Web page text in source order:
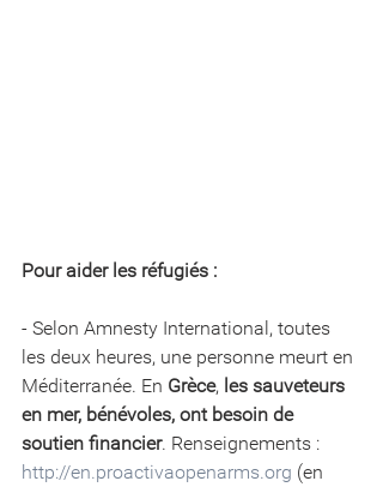
Pour aider les réfugiés :
- Selon Amnesty International, toutes
les deux heures, une personne meurt en
Méditerranée. En Grèce, les sauveteurs
en mer, bénévoles, ont besoin de
soutien financier. Renseignements :
http://en.proactivaopenarms.org (en